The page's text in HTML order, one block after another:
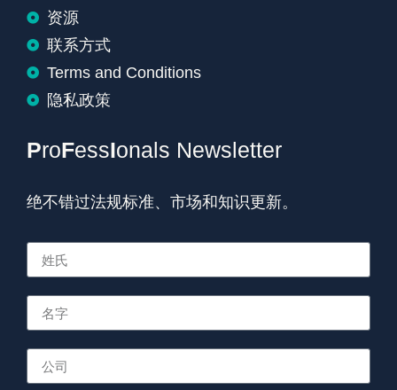
资源
联系方式
Terms and Conditions
隐私政策
ProFessIonals Newsletter
绝不错过法规标准、市场和知识更新。